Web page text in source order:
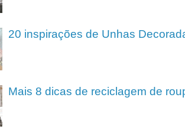
20 inspirações de Unhas
Mais 8 dicas de reciclagem de